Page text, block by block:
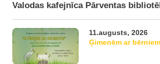
Valodas kafejnīca Pārventas
11.augusts, 2026
Ģimenēm ar bērniem